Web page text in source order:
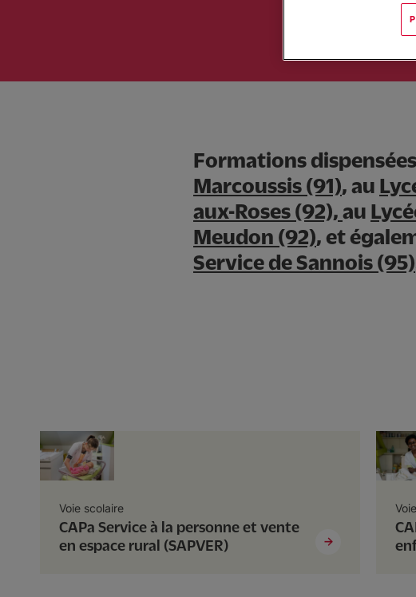
Formations
Marcoussis (91), au
aux-Roses (92), au
Meudon (92), et
Service de Sannois (95)
Voie scolaire
CAPa Service à la personne et vente
en espace rural (SAPVER)